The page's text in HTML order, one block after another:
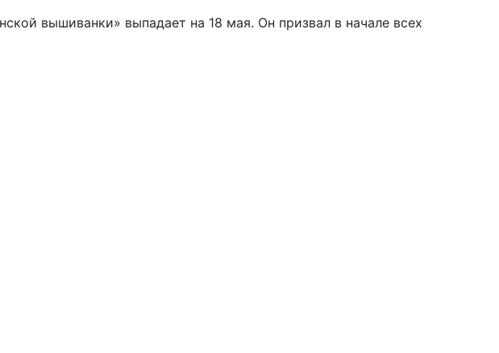
вышиванки» выпадает на 18 мая. Он призвал в начале всех